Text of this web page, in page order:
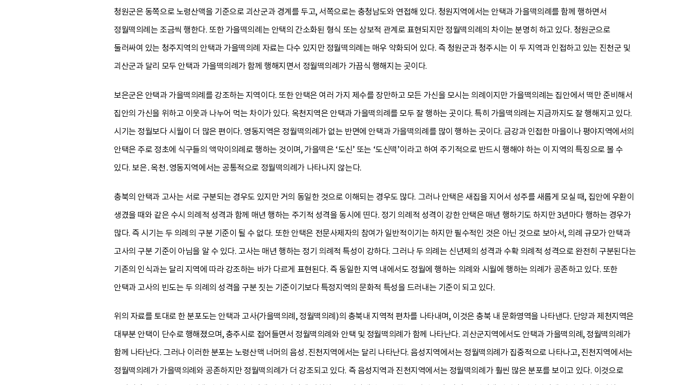
청원군은 동쪽으로 노령산맥을 기준으로 괴산군과 경계를 두고, 서쪽으로는 충청남도와 연접해 있다. 청원지역에서는 안택과 가을떡의례를 함께 행하면서
정월떡의례는 조금씩 행한다. 또한 가을떡의례는 안택의 간소화된 형식 또는 상보적 관계로 표현되지만 정월떡의례의 차이는 분명히 하고 있다. 청원군으로
둘러싸여 있는 청주지역의 안택과 가을떡의례 자료는 다수 있지만 정월떡의례는 매우 약화되어 있다. 즉 청원군과 청주시는 이 두 지역과 인접하고 있는 진천군 및
괴산군과 달리 모두 안택과 가을떡의례가 함께 행해지면서 정월떡의례가 가끔식 행해지는 곳이다.
보은군은 안택과 가을떡의례를 강조하는 지역이다. 또한 안택은 여러 가지 제수를 장만하고 모든 가신을 모시는 의례이지만 가을떡의례는 집안에서 떡만 준비해서
집안의 가신을 위하고 이웃과 나누어 먹는 차이가 있다. 옥천지역은 안택과 가을떡의례를 모두 잘 행하는 곳이다. 특히 가을떡의례는 지금까지도 잘 행해지고 있다.
시기는 정월보다 시월이 더 많은 편이다. 영동지역은 정월떡의례가 없는 반면에 안택과 가을떡의례를 많이 행하는 곳이다. 금강과 인접한 마을이나 평야지역에서의
안택은 주로 정초에 식구들의 액막이의례로 행하는 것이며, 가을떡은 ‘도신’ 또는 ‘도신떡’이라고 하여 주기적으로 반드시 행해야 하는 이 지역의 특징으로 볼 수
있다. 보은․옥천․영동지역에서는 공통적으로 정월떡의례가 나타나지 않는다.
충북의 안택과 고사는 서로 구분되는 경우도 있지만 거의 동일한 것으로 이해되는 경우도 많다. 그러나 안택은 새집을 지어서 성주를 새롭게 모실 때, 집안에 우환이
생겼을 때와 같은 수시 의례적 성격과 함께 매년 행하는 주기적 성격을 동시에 띤다. 정기 의례적 성격이 강한 안택은 매년 행하기도 하지만 3년마다 행하는 경우가
많다. 즉 시기는 두 의례의 구분 기준이 될 수 없다. 또한 안택은 전문사제자의 참여가 일반적이기는 하지만 필수적인 것은 아닌 것으로 보아서, 의례 규모가 안택과
고사의 구분 기준이 아님을 알 수 있다. 고사는 매년 행하는 정기 의례적 특성이 강하다. 그러나 두 의례는 신년제의 성격과 수확 의례적 성격으로 완전히 구분된다는
기존의 인식과는 달리 지역에 따라 강조하는 바가 다르게 표현된다. 즉 동일한 지역 내에서도 정월에 행하는 의례와 시월에 행하는 의례가 공존하고 있다. 또한
안택과 고사의 빈도는 두 의례의 성격을 구분 짓는 기준이기보다 특정지역의 문화적 특성을 드러내는 기준이 되고 있다.
위의 자료를 토대로 한 분포도는 안택과 고사(가을떡의례, 정월떡의례)의 충북내 지역적 편차를 나타내며, 이것은 충북 내 문화영역을 나타낸다. 단양과 제천지역은
대부분 안택이 단수로 행해졌으며, 충주시로 접어들면서 정월떡의례와 안택 및 정월떡의례가 함께 나타난다. 괴산군지역에서도 안택과 가을떡의례, 정월떡의례가
함께 나타난다. 그러나 이러한 분포는 노령산맥 너머의 음성․진천지역에서는 달리 나타난다. 음성지역에서는 정월떡의례가 집중적으로 나타나고, 진천지역에서는
정월떡의례가 가을떡의례와 공존하지만 정월떡의례가 더 강조되고 있다. 즉 음성지역과 진천지역에서는 정월떡의례가 훨씬 많은 분포를 보이고 있다. 이것으로